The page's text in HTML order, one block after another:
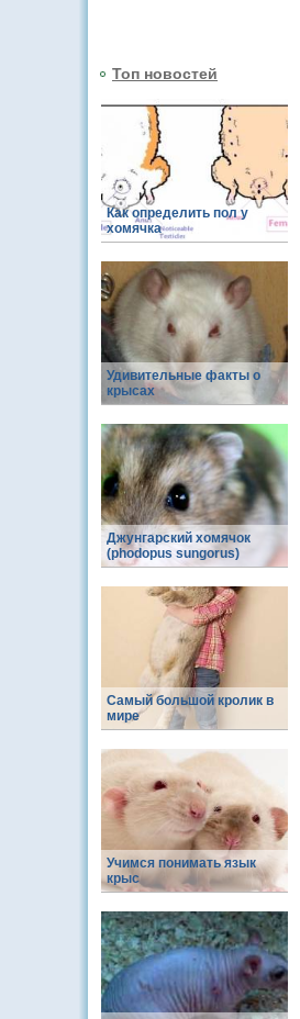
Топ новостей
Как определить пол у
хомячка
Удивительные факты о
крысах
Джунгарский хомячок
(phodopus sungorus)
Самый большой кролик в
мире
Учимся понимать язык
крыс